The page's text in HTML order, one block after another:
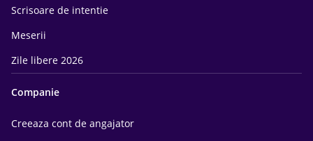
Scrisoare de intentie
Meserii
Zile libere 2026
Companie
Creeaza cont de angajator